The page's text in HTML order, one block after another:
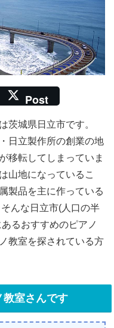
Post
茨城県日立市です。
日立製作所の創業の地
移転してしまっていま
山地になっているこ
製品を主に作っている
んな日立市(人口の半
るおすすめのピアノ
教室を探されている方
教室さんです